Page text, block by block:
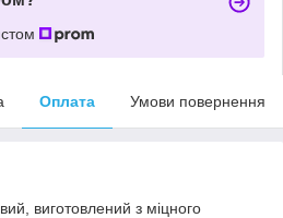
Оплата Умови повернення
виготовлений з міцного